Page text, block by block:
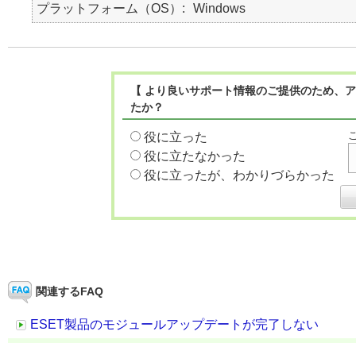
プラットフォーム（OS） Windows
【 より良いサポート情報のご提供のため
たか？
役に立った
役に立たなかった
役に立ったが、わかりづらかった
関連するFAQ
ESET製品のモジュールアップデートが完了しない